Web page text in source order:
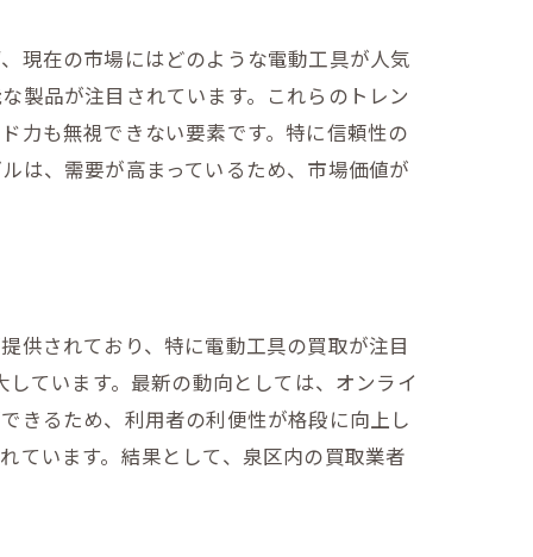
現在の市場にはどのような電動工具が人気
製品が注目されています。これらのトレン
力も無視できない要素です。特に信頼性の
は、需要が高まっているため、市場価値が
供されており、特に電動工具の買取が注目
ています。最新の動向としては、オンライ
きるため、利用者の利便性が格段に向上し
ています。結果として、泉区内の買取業者